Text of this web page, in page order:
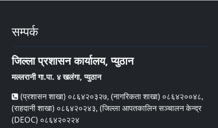
सम्पर्क
जिल्ला प्रशासन कार्यालय, प्युठान
मल्लरानी गा.पा. ४ खलंगा, प्युठान
(प्रशासन शाखा) ०८६४२०३२७, (नागरिकता शाखा) ०८६४२००४८,
(राहदानी शाखा) ०८६४२०२४३, (जिल्ला आपतकालिन सञ्चालन केन्द्र
(DEOC) ०८६४२०२२४